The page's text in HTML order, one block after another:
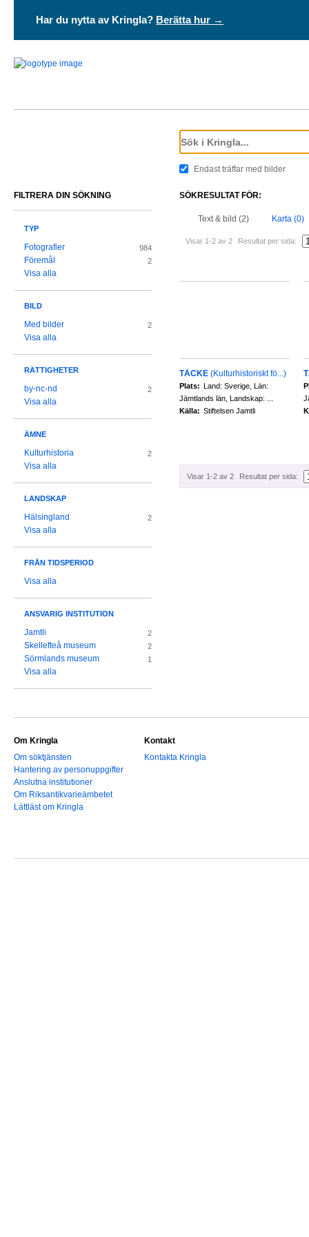
Har du nytta av Kringla? Berätta hur →
Endast träffar med bilder
SÖKRESULTAT FÖR:
Text & bild (2) Karta (0)
Visar 1-2 av 2 Resultat per sida:
TÄCKE (Kulturhistoriskt fö...)
Plats: Land: Sverige, Län:
Jämtlands län, Landskap: ...
Källa: Stiftelsen Jamtli
Visar 1-2 av 2 Resultat per sida:
FILTRERA DIN SÖKNING
TYP
Fotografier 984
Föremål 2
Visa alla
BILD
Med bilder 2
Visa alla
RÄTTIGHETER
by-nc-nd 2
Visa alla
ÄMNE
Kulturhistoria 2
Visa alla
LANDSKAP
Hälsingland 2
Visa alla
FRÅN TIDSPERIOD
Visa alla
ANSVARIG INSTITUTION
Jamtli 2
Skellefteå museum 2
Sörmlands museum 1
Visa alla
Om Kringla
Om söktjänsten
Hantering av personuppgifter
Anslutna institutioner
Om Riksantikvarieämbetet
Lättläst om Kringla
Kontakt
Kontakta Kringla